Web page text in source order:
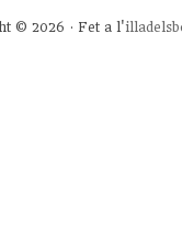
© 2026 · Fet a l'